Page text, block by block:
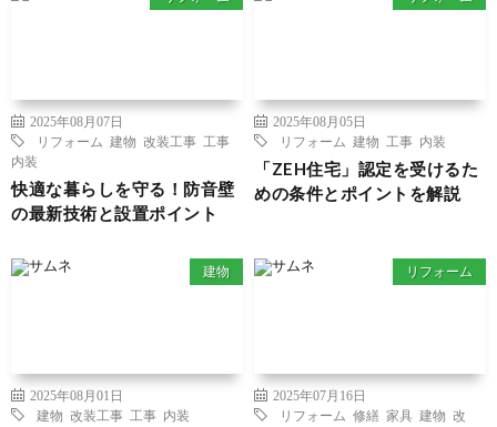
2025年08月07日
リフォーム
建物 改装工事 工事
内装
快適な暮らしを守る！防音壁
の最新技術と設置ポイント
2025年08月05日
リフォーム
建物 工事 内装
「ZEH住宅」認定を受けるた
めの条件とポイントを解説
建物
2025年08月01日
建物 改装工事 工事 内装
リフォーム
2025年07月16日
リフォーム
修繕 家具 建物 改